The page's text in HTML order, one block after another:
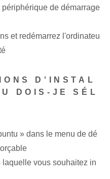
de démarrage
et redémarrez l'ordinateu
D'INSTAL
DOIS-JE SÉL
» dans le menu de dé
vous souhaitez in